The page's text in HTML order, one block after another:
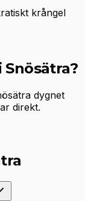
krångel
dygnet
direkt.